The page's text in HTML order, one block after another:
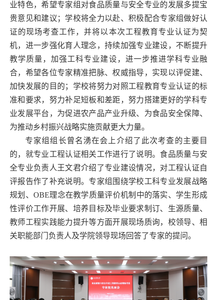
业特色，希望专家组对食品质量与安全专业的发展多提宝
贵意见和建议；学校将全力以赴、积极配合专家组做好认
证的现场考查工作，并将以本次工程教育专业认证为契
机，进一步强化育人理念，持续加强专业建设，不断提升
教学质量，加强工科专业建设，进一步推进学科专业融
合，希望各位专家精准把脉、权威指导，实现以评促建、
加快发展的目的；学校将努力对照工程教育专业认证的标
准和要求，努力补足短板和差距，努力搭建更好的学科专
业发展平台，为促进农产品产业升级、为食品安全保障、
为推动乡村振兴战略实施贡献更大力量。
专家组组长曾名湧在会上介绍了此次考查的主要目
的，就专业工程认证相关工作进行了说明。食品质量与安
全专业负责人王文君介绍了专业建设情况，对工程认证自
评报告作了补充说明。专家组围绕学校工科专业发展战略
规划、OBE理念在教学质量评价机制中的落实、学生形成
性评价工作开展、培养目标及毕业要求制订、生源质量、
教师工程实践能力提升等方面开展现场质询，校领导、相
关职能部门负责人及学院领导现场回答了专家的提问。